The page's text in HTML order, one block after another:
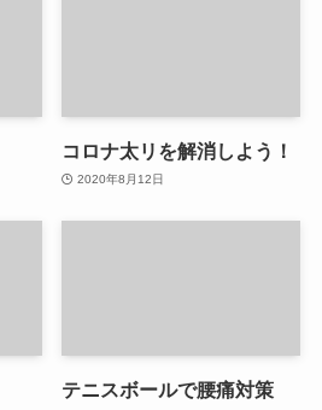
コロナ太リを解消しよう！
2020年8月12日
テニスボールで腰痛対策